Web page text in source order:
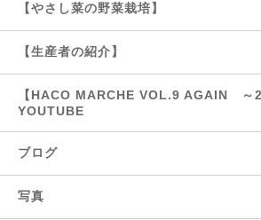
【やさし菜の野菜栽培】
【生産者の紹介】
【HACO MARCHE VOL.9 AGAIN ～
YOUTUBE
ブログ
写真